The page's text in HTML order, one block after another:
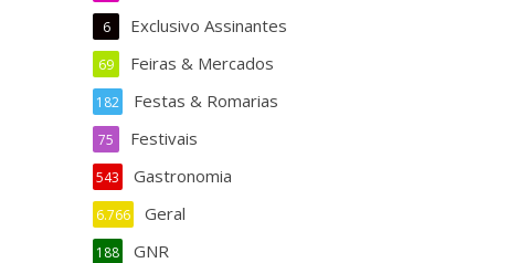
Exclusivo Assinantes
6
Feiras & Mercados
69
Festas & Romarias
182
Festivais
75
Gastronomia
543
Geral
6.766
GNR
188